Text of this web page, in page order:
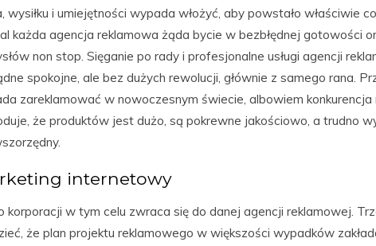
wysiłku i umiejętności wypada włożyć, aby powstało właściwie
każda agencja reklamowa żąda bycie w bezbłędnej gotowości
non stop. Sięganie po rady i profesjonalne usługi agencji
spokojne, ale bez dużych rewolucji, głównie z samego rana.
zareklamować w nowoczesnym świecie, albowiem konkurencja
że produktów jest dużo, są pokrewne jakościowo, a trudno
internetowy
korporacji w tym celu zwraca się do danej agencji reklamowej.
że plan projektu reklamowego w większości wypadków